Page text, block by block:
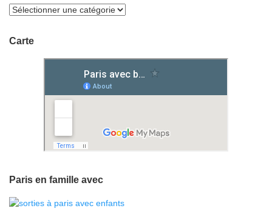
Carte
Paris en famille avec